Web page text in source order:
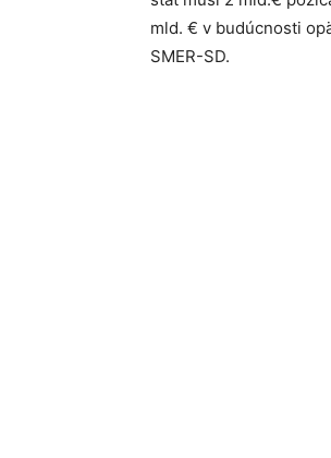
mld. € v budúcnosti
SMER-SD.